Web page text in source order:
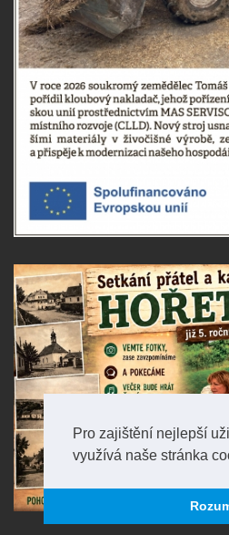
Pro zajištění nejlepší
využívá naše stránka